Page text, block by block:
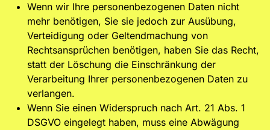
Wenn wir Ihre personenbezogenen Daten nicht
mehr benötigen, Sie sie jedoch zur Ausübung,
Verteidigung oder Geltendmachung von
Rechtsansprüchen benötigen, haben Sie das Recht,
statt der Löschung die Einschränkung der
Verarbeitung Ihrer personenbezogenen Daten zu
verlangen.
Wenn Sie einen Widerspruch nach Art. 21 Abs. 1
DSGVO eingelegt haben, muss eine Abwägung